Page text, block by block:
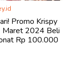
Promo Krispy
Maret 2024 Beli
Rp 100.000